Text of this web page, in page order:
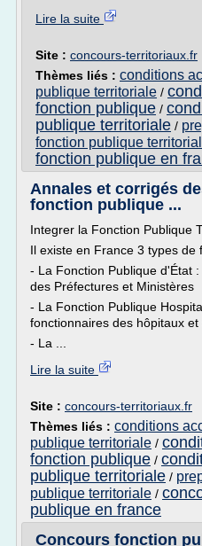
Lire la suite
Site : concours-territoriaux.fr
Thèmes liés : conditions
publique territoriale /
fonction publique /
publique territoriale /
fonction publique
fonction publique en
Annales et corrigés
fonction publique ...
Integrer la Fonction Publique
Il existe en France 3 types de
- La Fonction Publique d'État
des Préfectures et Ministères
- La Fonction Publique
fonctionnaires des hôpitaux
- La ...
Lire la suite
Site : concours-territoriaux.fr
Thèmes liés : conditions
publique territoriale /
fonction publique /
publique territoriale /
publique territoriale /
publique en france
Concours fonction